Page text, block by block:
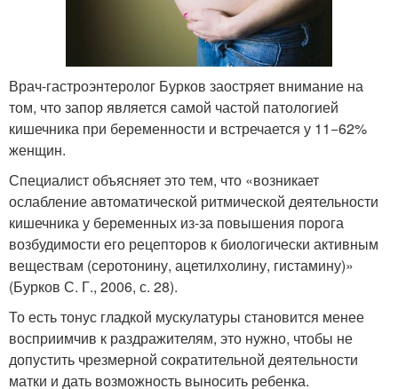
Врач-гастроэнтеролог Бурков заостряет внимание на
том, что запор является самой частой патологией
кишечника при беременности и встречается у 11−62%
женщин.
Специалист объясняет это тем, что «возникает
ослабление автоматической ритмической деятельности
кишечника у беременных из-за повышения порога
возбудимости его рецепторов к биологически активным
веществам (серотонину, ацетилхолину, гистамину)»
(Бурков С. Г., 2006, с. 28).
То есть тонус гладкой мускулатуры становится менее
восприимчив к раздражителям, это нужно, чтобы не
допустить чрезмерной сократительной деятельности
матки и дать возможность выносить ребенка.